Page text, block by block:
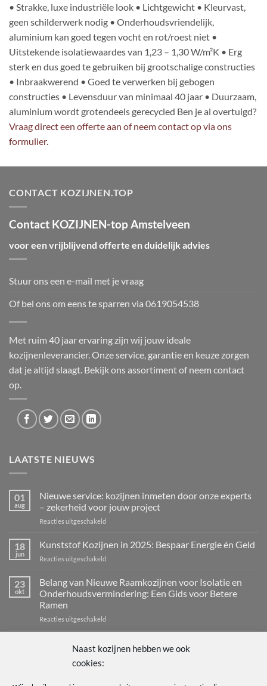
Naast kozijnen hebben we ook
cookies:
• Strakke, luxe industriële look • Lichtgewicht • Kleurvast,
geen schilderwerk nodig • Onderhoudsvriendelijk,
aluminium kan goed tegen vocht en rot/roest niet •
Uitstekende isolatiewaardes van 1,23 – 1,30 W/m²K • Erg
sterk en dus goed te gebruiken bij grootschalige constructies
• Inbraakwerend • Goed te verwerken bij gebogen
constructies • Levensduur van minimaal 40 jaar • Duurzaam,
aluminium wordt grotendeels gerecycled Ben je al overtuigd?
Vraag direct een offerte aan of neem contact op via ons
formulier.
CONTACT KOZIJNEN.TOP
Contact KOZIJNEN-top Amstelveen
voor een vrijblijvend offerte en duidelijk advies
Stuur ons een e-mail met je vraag
Of bel ons om eens te sparren via 0619054538
Met ruim 40 jaar ervaring zijn wij jouw ideale
kozijnenleverancier. Onze service, garantie en keuze zorgen
dat je altijd slaagt. Bekijk onsassortimentof neem contact
op.
LAATSTE NIEUWS
01
aug
Nieuwe service: kozijnen inmeten door onze experts
– zekerheid voor jouw project
Reacties uitgeschakeldvoor
service:
inmeten
onze
experts
voor
jouw
18
jun
Kunststof Kozijnen in 2025: Bespaar Energie én Geld
Reacties uitgeschakeldvoor
Kozijnen
2025:
23
okt
Belang van Nieuwe Raamkozijnen voor Isolatie en
Onderhoudsvermindering: Een Gids voor Betere
Ramen
Reacties uitgeschakeldvoor
Nieuwe
energiezuinig en stijlvol huis
Reacties uitgeschakeld